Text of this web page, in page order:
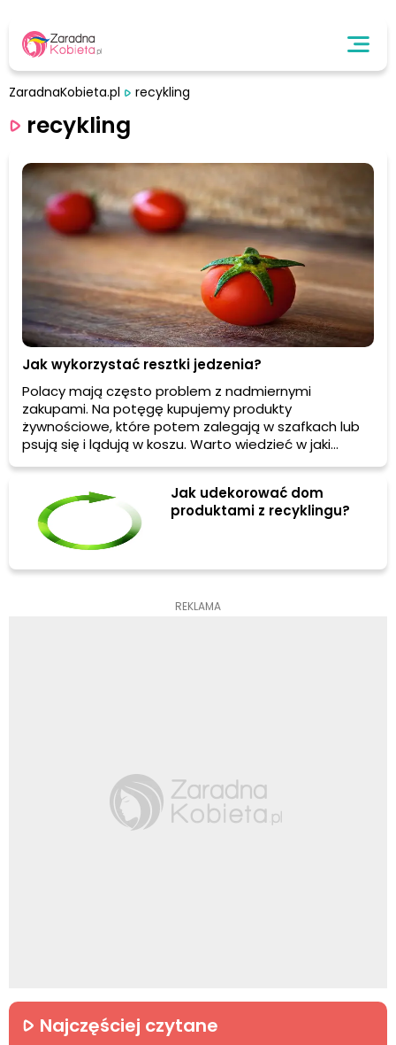
ZaradnaKobieta.pl recykling
recykling
Jak wykorzystać resztki jedzenia?
Polacy mają często problem z nadmiernymi
zakupami. Na potęgę kupujemy produkty
żywnościowe, które potem zalegają w szafkach lub
psują się i lądują w koszu. Warto wiedzieć w jaki
sposób rozsądnie gospodarować zakupioną
wykorzystać nawet te produkty, które wydają się być
odpadami.
Jak udekorować dom
produktami z recyklingu?
REKLAMA
Najczęściej czytane